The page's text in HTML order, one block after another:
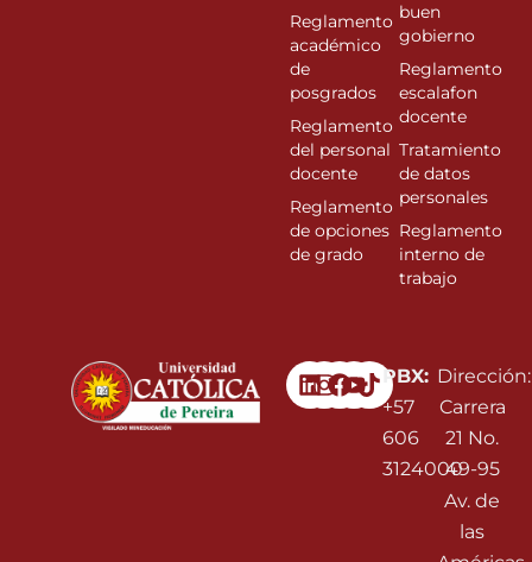
Linkedin
Instagram
Facebook
Youtube
PBX:
+57
606
3124000
Dirección:
Carrera
21 No.
49-95
Av. de
las
Reglamento
académico
de
posgrados
Reglamento
del personal
docente
Reglamento
de opciones
de grado
buen
gobierno
Reglamento
escalafon
docente
Tratamiento
de datos
personales
Reglamento
interno de
trabajo